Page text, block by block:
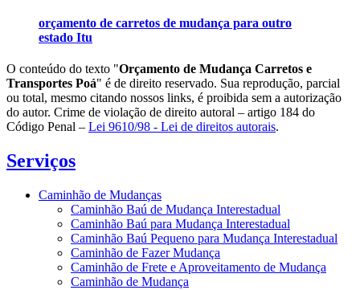
orçamento de carretos de mudança para outro
estado Itu
O conteúdo do texto "Orçamento de Mudança Carretos e
Transportes Poá" é de direito reservado. Sua reprodução, parcial
ou total, mesmo citando nossos links, é proibida sem a autorização
do autor. Crime de violação de direito autoral – artigo 184 do
Código Penal – Lei 9610/98 - Lei de direitos autorais.
Serviços
Caminhão de Mudanças
Caminhão Baú de Mudança Interestadual
Caminhão Baú para Mudança Interestadual
Caminhão Baú Pequeno para Mudança Interestadual
Caminhão de Fazer Mudança
Caminhão de Frete e Aproveitamento de Mudança
Caminhão de Mudança